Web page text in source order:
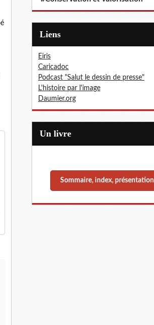
Liens
Eiris
Caricadoc
Podcast "Salut le dessin de presse"
L'histoire par l'image
Daumier.org
Un livre
Sommaire, index, présentation